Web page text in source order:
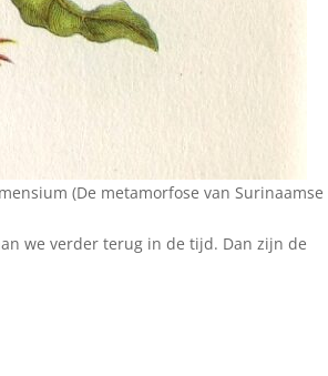
(De metamorfose van Surinaamse
we verder terug in de tijd. Dan zijn de